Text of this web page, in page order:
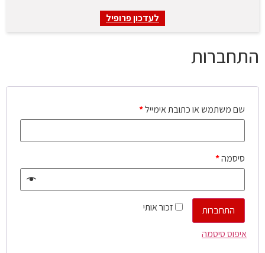
לעדכון פרופיל
התחברות
שם משתמש או כתובת אימייל*
סיסמה*
זכור אותי
התחברות
איפוס סיסמה